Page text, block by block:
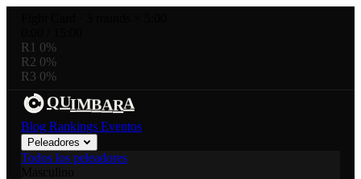
R1 0%
R2 0%
R3 0%
QUIMBARA
Blog Rankings Eventos
Peleadores
Todos los peleadores